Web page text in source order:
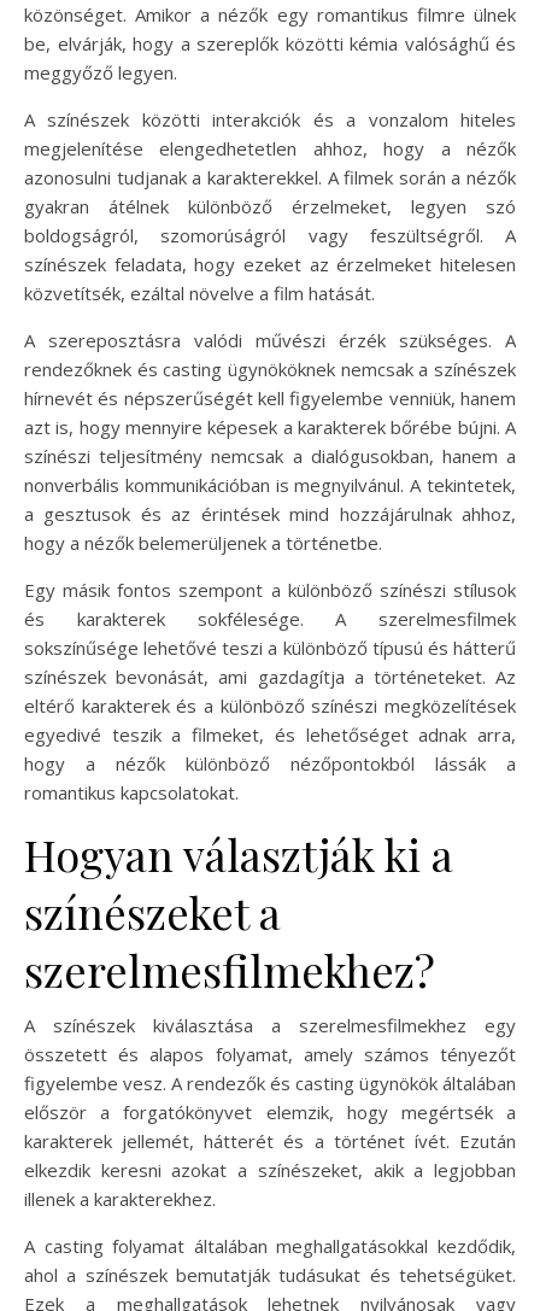
közönséget. Amikor a nézők egy romantikus filmre ülnek
be, elvárják, hogy a szereplők közötti kémia valósághű és
meggyőző legyen.
A színészek közötti interakciók és a vonzalom hiteles
megjelenítése elengedhetetlen ahhoz, hogy a nézők
azonosulni tudjanak a karakterekkel. A filmek során a nézők
gyakran átélnek különböző érzelmeket, legyen szó
boldogságról, szomorúságról vagy feszültségről. A
színészek feladata, hogy ezeket az érzelmeket hitelesen
közvetítsék, ezáltal növelve a film hatását.
A szereposztásra valódi művészi érzék szükséges. A
rendezőknek és casting ügynököknek nemcsak a színészek
hírnevét és népszerűségét kell figyelembe venniük, hanem
azt is, hogy mennyire képesek a karakterek bőrébe bújni. A
színészi teljesítmény nemcsak a dialógusokban, hanem a
nonverbális kommunikációban is megnyilvánul. A tekintetek,
a gesztusok és az érintések mind hozzájárulnak ahhoz,
hogy a nézők belemerüljenek a történetbe.
Egy másik fontos szempont a különböző színészi stílusok
és karakterek sokfélesége. A szerelmesfilmek
sokszínűsége lehetővé teszi a különböző típusú és hátterű
színészek bevonását, ami gazdagítja a történeteket. Az
eltérő karakterek és a különböző színészi megközelítések
egyedivé teszik a filmeket, és lehetőséget adnak arra,
hogy a nézők különböző nézőpontokból lássák a
romantikus kapcsolatokat.
Hogyan választják ki a
színészeket a
szerelmesfilmekhez?
A színészek kiválasztása a szerelmesfilmekhez egy
összetett és alapos folyamat, amely számos tényezőt
figyelembe vesz. A rendezők és casting ügynökök általában
először a forgatókönyvet elemzik, hogy megértsék a
karakterek jellemét, hátterét és a történet ívét. Ezután
elkezdik keresni azokat a színészeket, akik a legjobban
illenek a karakterekhez.
A casting folyamat általában meghallgatásokkal kezdődik,
ahol a színészek bemutatják tudásukat és tehetségüket.
Ezek a meghallgatások lehetnek nyilvánosak vagy